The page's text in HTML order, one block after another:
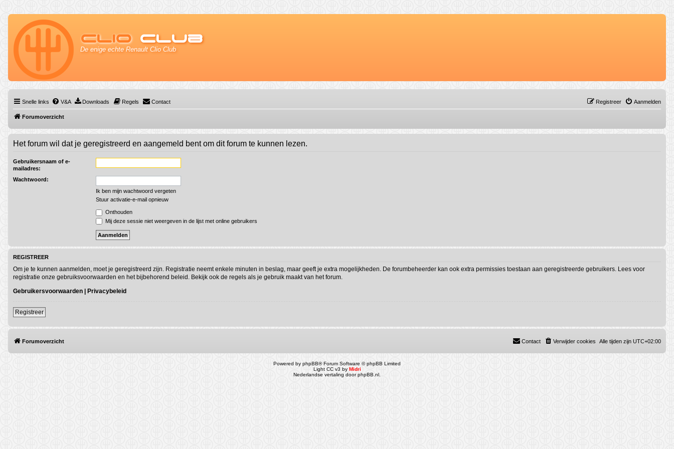
Clio Club
De enige echte Renault Clio Club
Snelle links V&A Downloads Regels Contact Aanmelden
Registreer
Forumoverzicht
Het forum wil dat je geregistreerd en aangemeld bent om dit forum te kunnen lezen.
Gebruikersnaam of e-
mailadres:
Wachtwoord:
Ik ben mijn wachtwoord vergeten
Stuur activatie-e-mail opnieuw
Onthouden
Mij deze sessie niet weergeven in de lijst met online gebruikers
REGISTREER
Om je te kunnen aanmelden, moet je geregistreerd zijn. Registratie neemt enkele minuten in beslag, maar geeft je extra mogelijkheden. De forumbeheerder kan ook extra permissies toestaan aan geregistreerde gebruikers. Lees voor
registratie onze gebruiksvoorwaarden en het bijbehorend beleid. Bekijk ook de regels als je gebruik maakt van het forum.
Gebruikersvoorwaarden | Privacybeleid
Registreer
Forumoverzicht Alle tijden zijn UTC+02:00
Verwijder cookies
Contact
Powered by phpBB® Forum Software © phpBB Limited
Light CC v3 by Midri
Nederlandse vertaling doorphpBB.nl